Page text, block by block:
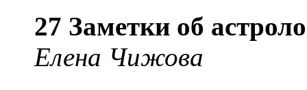
27 Заметки об
Елена Чижова